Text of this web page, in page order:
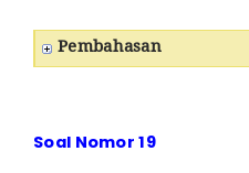
Pembahasan
Soal Nomor 19